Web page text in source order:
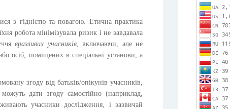
з гідністю та повагою. Етична практика
робота мінімізувала ризик і не завдавала
вразливих учасників, включаючи, але не
осіб, поміщених в спеціальні установи, а
згоду від батьків/опікунів учасників,
дати згоду самостійно (наприклад,
учасники дослідження, і зазвичай